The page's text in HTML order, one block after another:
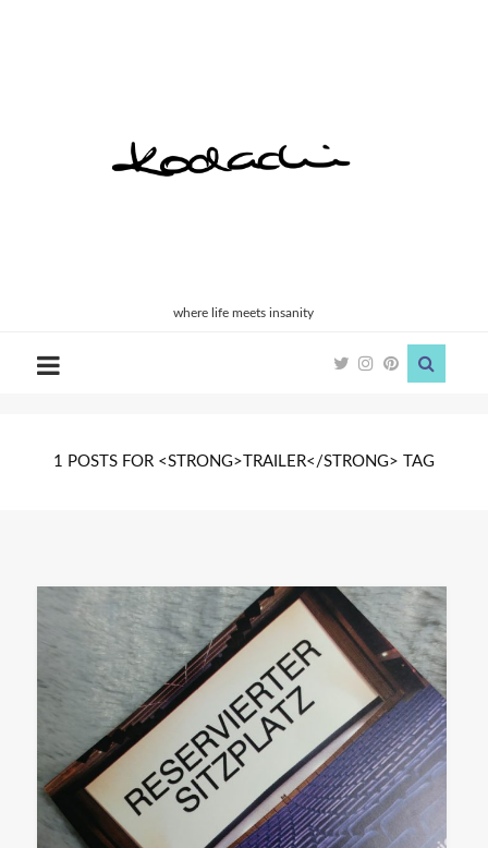
where life meets insanity
1 POSTS FOR <STRONG>TRAILER</STRONG> TAG